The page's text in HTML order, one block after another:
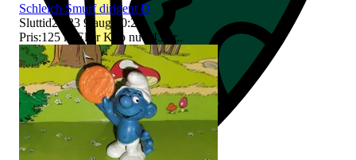
Schleich Smurf dirigent D
Sluttid20:23 9 aug 20:23
.
Pris:125 kr Eller Köp nu 143 kr,.